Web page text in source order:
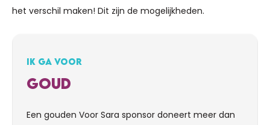
het verschil maken! Dit zijn de mogelijkheden.
IK GA VOOR
GOUD
Een gouden Voor Sara sponsor doneert meer dan